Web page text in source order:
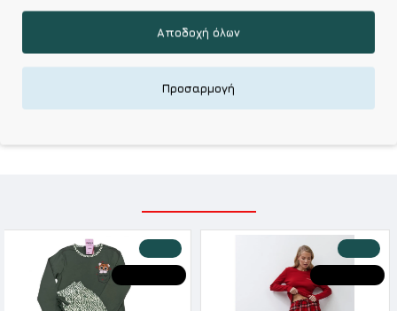
Kalimeratzis Underwear : Προϊόντα Σχεδιασμένα για
Εσάς & Υφάσματα Υψηλής Ποιότητας για
HOT DEALS
-20 %
HOT DEALS
-20 %
Αποδοχή όλων
Προσαρμογή